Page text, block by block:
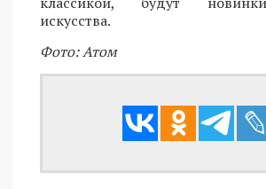
искусства.
Фото: Атом